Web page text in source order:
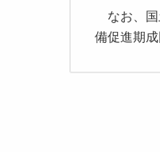
なお、国
備促進期